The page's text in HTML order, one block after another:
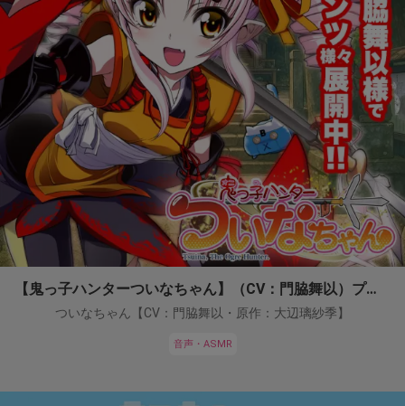
【鬼っ子ハンターついなちゃん】（CV：門脇舞以）プロジェクト！
ついなちゃん【CV：門脇舞以・原作：大辺璃紗季】
音声・ASMR